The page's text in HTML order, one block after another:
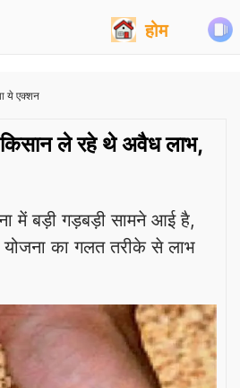
होम
ये एक्शन
ले रहे थे अवैध लाभ,
में बड़ी गड़बड़ी सामने आई है,
का गलत तरीके से लाभ